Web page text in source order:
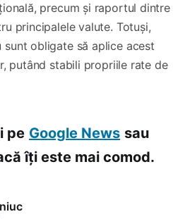
precum și raportul dintre
principalele valute. Totuși,
sunt obligate să aplice acest
putând stabili propriile rate de
pe Google News sau
îți este mai comod.